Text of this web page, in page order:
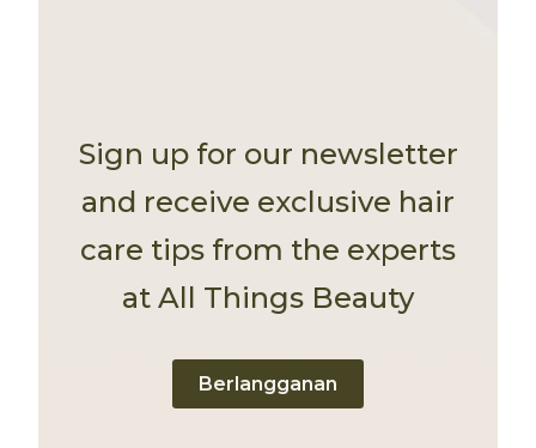
Sign up for our newsletter
and receive exclusive hair
care tips from the experts
at All Things Beauty
Berlangganan